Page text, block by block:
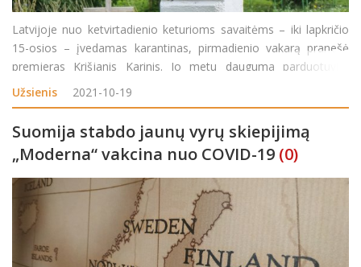
Latvijoje nuo ketvirtadienio keturioms savaitėms – iki lapkričio
15-osios – įvedamas karantinas, pirmadienio vakarą pranešė
premjeras Krišjanis Karinis. Jo metu dauguma parduotuvių,
pramogų vietų ir mokyklos bus uždarytos. Sprendimą antradienį
dar turi patvirtinti vyriaus
Užsienis 2021-10-19
Suomija stabdo jaunų vyrų skiepijimą
„Moderna“ vakcina nuo COVID-19 (0)